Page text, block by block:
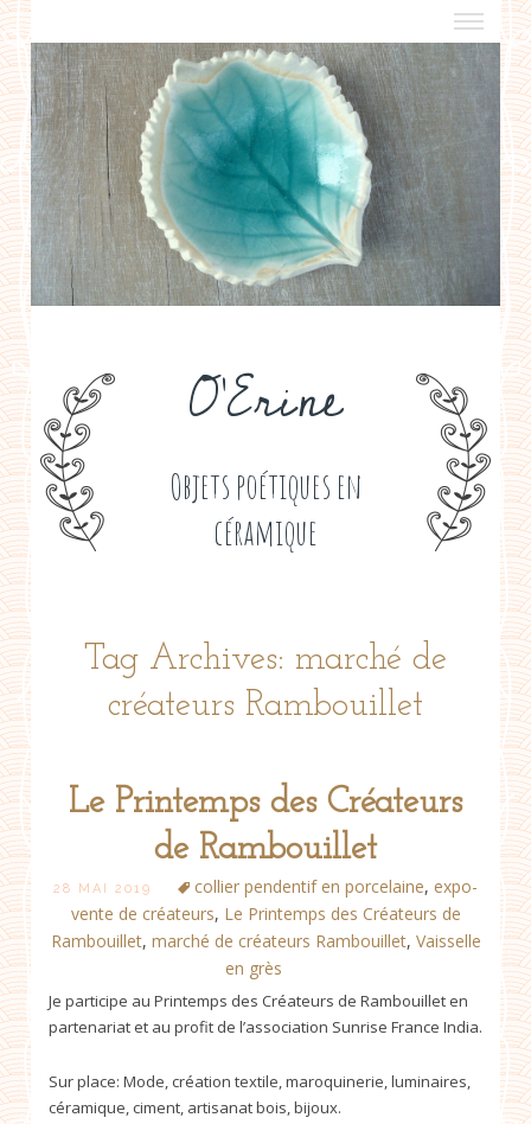
O'Erine
Objets poétiques en
céramique
a propos
boutiques de créateurs
contact
politique de confidentialité
Tag Archives: marché de
créateurs Rambouillet
Le Printemps des Créateurs
de Rambouillet
28 MAI 2019 collier pendentif en porcelaine, expo-
vente de créateurs, Le Printemps des Créateurs de
Rambouillet, marché de créateurs Rambouillet, Vaisselle
en grès
Je participe au Printemps des Créateurs de Rambouillet en
partenariat et au profit de l’association Sunrise France India.
Sur place: Mode, création textile, maroquinerie, luminaires,
céramique, ciment, artisanat bois, bijoux.